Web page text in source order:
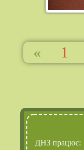
« 1
ДНЗ працює: